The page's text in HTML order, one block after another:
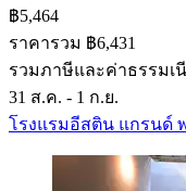
฿5,464
ราคารวม ฿6,431
รวมภาษีและค่าธรรมเ
31 ส.ค. - 1 ก.ย.
โรงแรมอีสติน แกรนด์